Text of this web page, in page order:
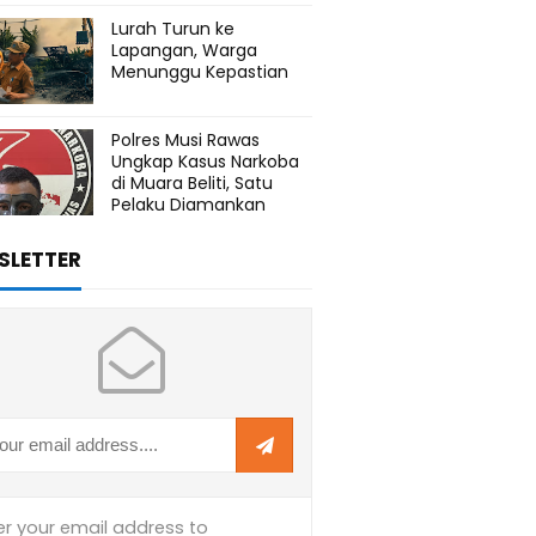
Lurah Turun ke
Lapangan, Warga
Menunggu Kepastian
Polres Musi Rawas
Ungkap Kasus Narkoba
di Muara Beliti, Satu
Pelaku Diamankan